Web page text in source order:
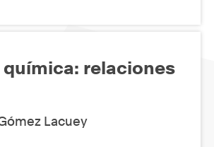
química: relaciones
Lacuey